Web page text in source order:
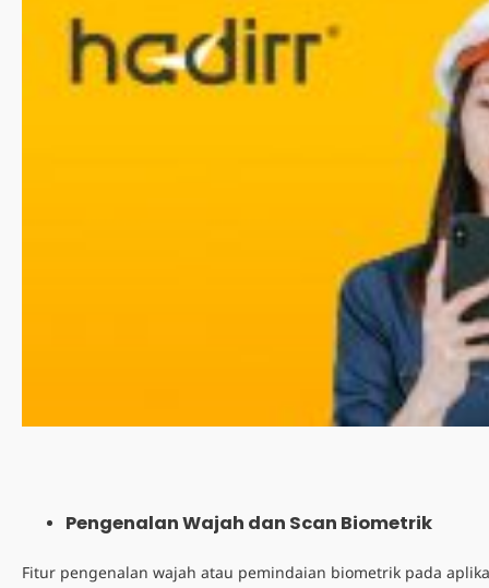
Pengenalan Wajah dan Scan Biometrik
Fitur pengenalan wajah atau pemindaian biometrik pada